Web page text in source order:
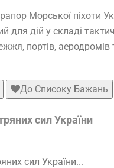
Морської піхоти
для дій у складі
портів,
До Списоку Бажань
сил України
сил України...